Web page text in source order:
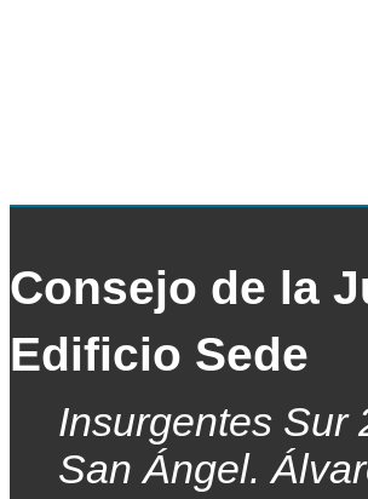
Consejo de la
Edificio Sede
Insurgentes Sur
San Ángel.